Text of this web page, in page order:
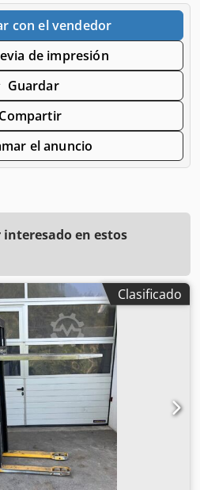
con el vendedor
de impresión
Guardar
Compartir
el anuncio
en estos
Clasificado